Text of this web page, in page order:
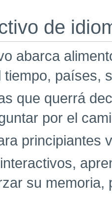
de
abarca
tiempo, países,
que querrá
por el
principiantes
su